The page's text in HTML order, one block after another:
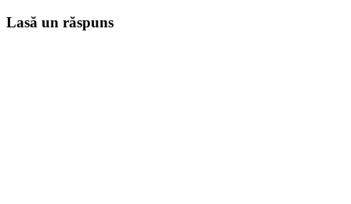
Lasă un răspuns